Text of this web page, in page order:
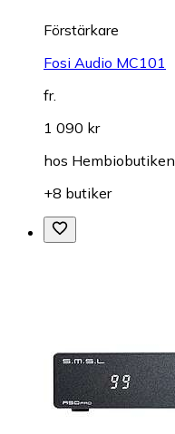
Förstärkare
Fosi Audio MC101
fr.
1 090 kr
hos Hembiobutiken
+8 butiker